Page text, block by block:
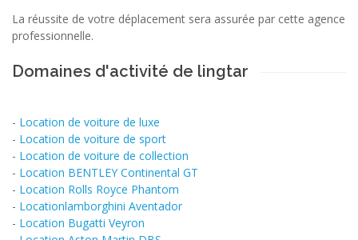
La réussite de votre déplacement sera assurée par cette agence
professionnelle.
Domaines d'activité de lingtar
- Location de voiture de luxe
- Location de voiture de sport
- Location de voiture de collection
- Location BENTLEY Continental GT
- Location Rolls Royce Phantom
- Locationlamborghini Aventador
- Location Bugatti Veyron